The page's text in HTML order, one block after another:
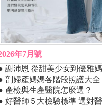
年7月號
謝沛恩 從甜美少女到優雅
剖婦產媽媽各階段照護大全
產檢與生產醫院怎麼選？
好醫師５大檢驗標準 選對